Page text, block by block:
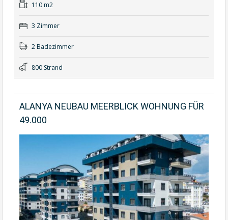
110 m2
3 Zimmer
2 Badezimmer
800 Strand
ALANYA NEUBAU MEERBLICK WOHNUNG FÜR
49.000